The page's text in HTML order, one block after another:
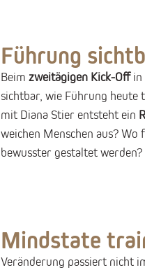
Führung
Beimzweitägigen Kick-Offin
sichtbar, wie Führung heute
mit Diana Stier entsteht ein
weichen Menschen aus?
bewusster gestaltet werden?
Mindstate
Veränderung passiert nicht